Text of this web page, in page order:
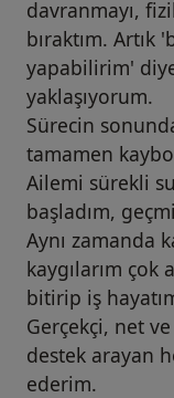
davranmayı,
bıraktım. Artık
yapabilirim'
yaklaşıyorum.
Sürecin
tamamen
Ailemi sürekli
başladım,
Aynı zamanda
kaygılarım çok
bitirip iş
Gerçekçi, net
destek arayan
ederim.